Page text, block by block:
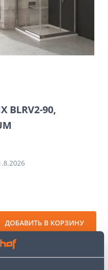
BLRV2-90,
ДОБАВИТЬ В КОРЗИНУ